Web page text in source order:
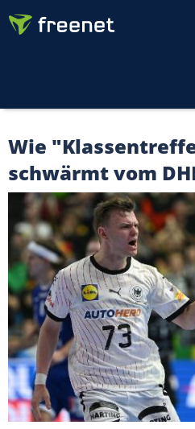
Wie
schwärmt vom